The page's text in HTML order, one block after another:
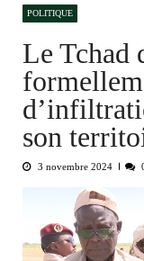
POLITIQUE
Le Tchad
son
3 novembre 2024